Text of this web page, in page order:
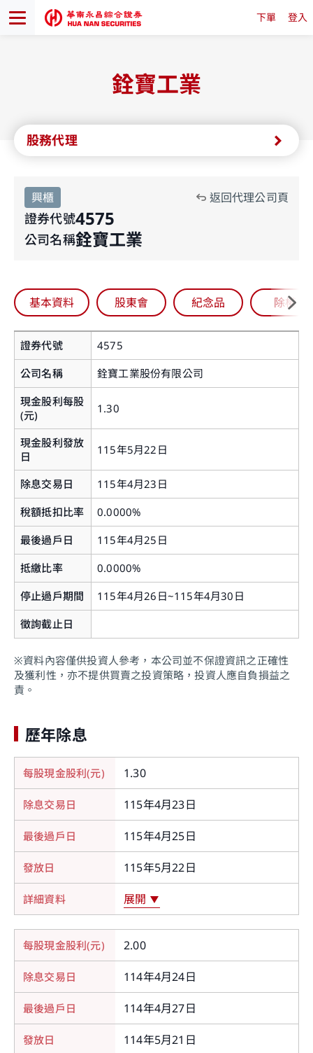
下單 登入
銓寶工業
股務代理
興櫃
證券代號4575
公司名稱銓寶工業
返回代理公司頁
基本資料 股東會 紀念品 除權
證券代號
4575
公司名稱
銓寶工業股份有限公司
現金股利每股
(元)
1.30
現金股利發放
日
115年5月22日
除息交易日
115年4月23日
稅額抵扣比率
0.0000%
最後過戶日
115年4月25日
抵繳比率
0.0000%
停止過戶期間
115年4月26日~115年4月30日
徵詢截止日
※資料內容僅供投資人參考，本公司並不保證資訊之正確性
及獲利性，亦不提供買賣之投資策略，投資人應自負損益之
責。
歷年除息
1.30
115年4月23日
115年4月25日
115年5月22日
展開
2.00
114年4月24日
114年4月27日
114年5月21日
您即將離開華南永昌證券官網
提醒您，如您進入非本公司網站，您後續提供給該
網站的個人資料或該網站蒐集、處理及利用您所屬
之個人資料皆不適用本公司隱私權聲明之涵蓋範
圍。
繼續前往
取消
關閉